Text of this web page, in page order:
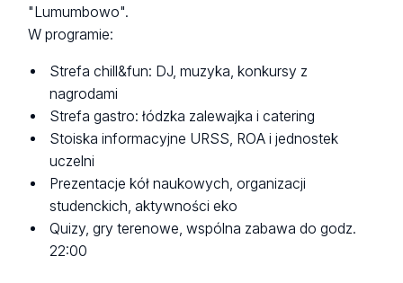
"Lumumbowo".
W programie:
Strefa chill&fun: DJ, muzyka, konkursy z
nagrodami
Strefa gastro: łódzka zalewajka i catering
Stoiska informacyjne URSS, ROA i jednostek
uczelni
Prezentacje kół naukowych, organizacji
studenckich, aktywności eko
Quizy, gry terenowe, wspólna zabawa do godz.
22:00